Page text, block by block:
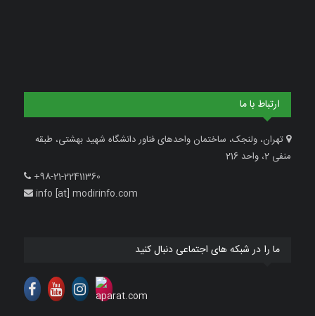
ارتباط با ما
تهران، ولنجک، ساختمان واحدهای فناور دانشگاه شهید بهشتی، طبقه
منفی 2، واحد 216
+98-21-22411360
info [at] modirinfo.com
ما را در شبکه های اجتماعی دنبال کنید